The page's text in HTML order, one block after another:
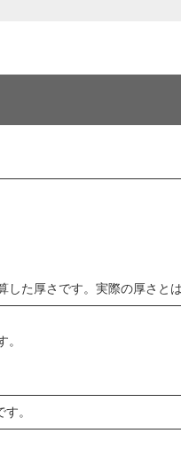
た厚さです。実際の厚さと
。